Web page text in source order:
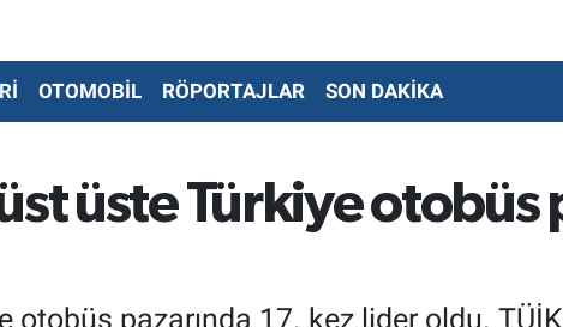
OTOMOBİL RÖPORTAJLAR SON DAKİKA
üste Türkiye otobüs
otobüs pazarında 17. kez lider oldu.